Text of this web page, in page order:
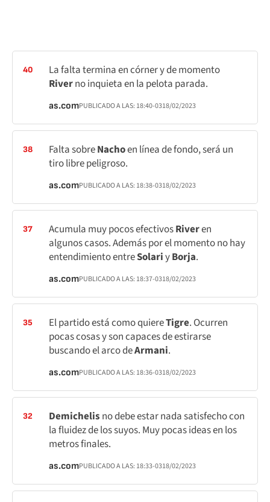
40
La falta termina en córner y de momento
Riverno inquieta en la pelota parada.
as.comPUBLICADO A LAS: 18:40-0318/02/2023
38 Falta sobreNachoen línea de fondo, será un
tiro libre peligroso.
as.comPUBLICADO A LAS: 18:38-0318/02/2023
37 Acumula muy pocos efectivosRiveren
algunos casos. Además por el momento no hay
entendimiento entreSolariyBorja.
as.comPUBLICADO A LAS: 18:37-0318/02/2023
35 El partido está como quiereTigre. Ocurren
pocas cosas y son capaces de estirarse
buscando el arco deArmani.
as.comPUBLICADO A LAS: 18:36-0318/02/2023
32 Demichelis no debe estar nada satisfecho con
la fluidez de los suyos. Muy pocas ideas en los
metros finales.
as.comPUBLICADO A LAS: 18:33-0318/02/2023